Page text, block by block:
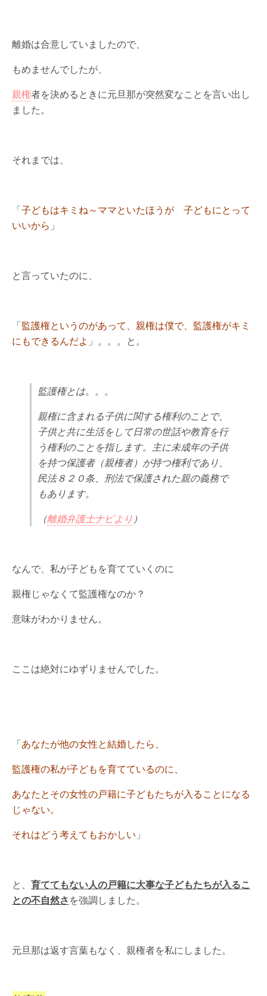
離婚は合意していましたので、
もめませんでしたが、
親権者を決めるときに元旦那が突然変なことを言い出し
ました。
それまでは、
「子どもはキミね～ママといたほうが 子どもにとって
いいから 」
と言っていたのに、
「監護権というのがあって、親権は僕で、監護権がキミ
にもできるんだよ 」。。。と。
監護権とは。。。
親権に含まれる子供に関する権利のことで、
子供と共に生活をして日常の世話や教育を行
う権利のことを指します。主に未成年の子供
を持つ保護者（親権者）が持つ権利であり、
民法８２０条、刑法で保護された親の義務で
もあります。
（離婚弁護士ナビより ）
なんで、私が子どもを育てていくのに
親権じゃなくて監護権なのか？
意味がわかりません。
ここは絶対にゆずりませんでした。
「あなたが他の女性と結婚したら、
監護権の私が子どもを育てているのに、
あなたとその女性の戸籍に子どもたちが入ることになる
じゃない。
それはどう考えてもおかしい 」
と、 育ててもない人の戸籍に大事な子どもたちが入るこ
との不自然さを強調しました。
元旦那は返す言葉もなく、親権者を私にしました。